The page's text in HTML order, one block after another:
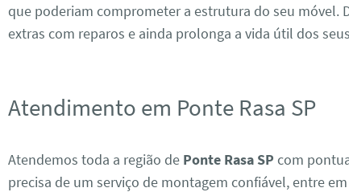
que poderiam comprometer a estrutura do seu móvel.
extras com reparos e ainda prolonga a vida útil dos
Atendimento em Ponte Rasa SP
Atendemos toda a região de Ponte Rasa SP com
precisa de um serviço de montagem confiável, entre